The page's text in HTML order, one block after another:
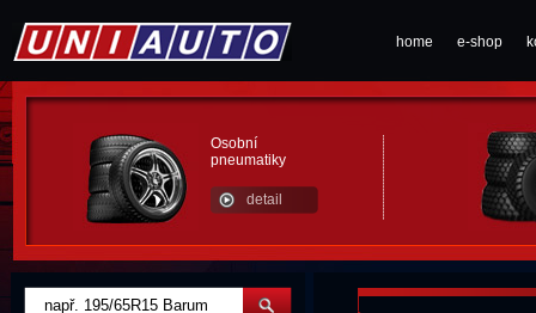
home e-shop
Osobní
pneumatiky
detail